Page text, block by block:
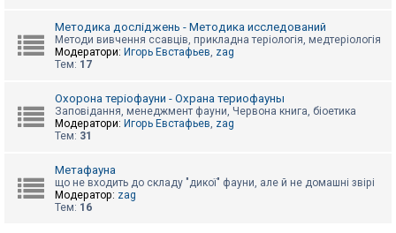
б
е
д
п
о
е
й
Методика досліджень - Методика исследований
Методи вивчення ссавців, прикладна теріологія, медтеріологія
Модератори: Игорь Евстафьев, zag
Тем: 17
Охорона теріофауни - Охрана териофауны
Заповідання, менеджмент фауни, Червона книга, біоетика
Модератори: Игорь Евстафьев, zag
Тем: 31
Метафауна
що не входить до складу "дикої" фауни, але й не домашні звірі
Модератор: zag
Тем: 16